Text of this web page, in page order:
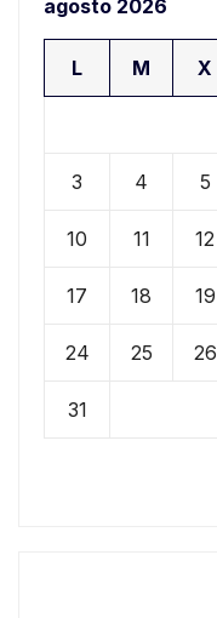
agosto 2026
L M X
3 4 5
10 11 12
17 18 19
24 25 26
31